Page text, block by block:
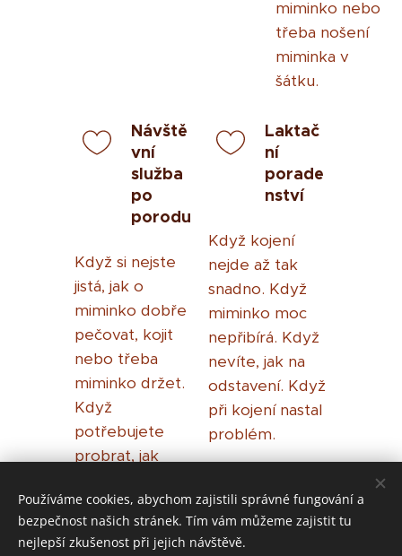
miminko nebo
třeba nošení
miminka v
šátku.
Návště
vní
služba
po
porodu
Když si nejste
jistá, jak o
miminko dobře
pečovat, kojit
nebo třeba
miminko držet.
Když
potřebujete
probrat, jak
porod.
Laktač
ní
porade
nství
Když kojení
nejde až tak
snadno. Když
miminko moc
nepřibírá. Když
nevíte, jak na
odstavení. Když
při kojení nastal
problém.
Používáme cookies, abychom zajistili správné fungování a
bezpečnost našich stránek. Tím vám můžeme zajistit tu
nejlepší zkušenost při jejich návštěvě.